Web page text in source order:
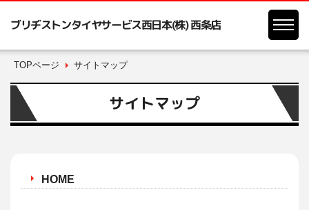
ブリヂストンタイヤサービス西日本(株) 西条店
TOPページ サイトマップ
サイトマップ
HOME